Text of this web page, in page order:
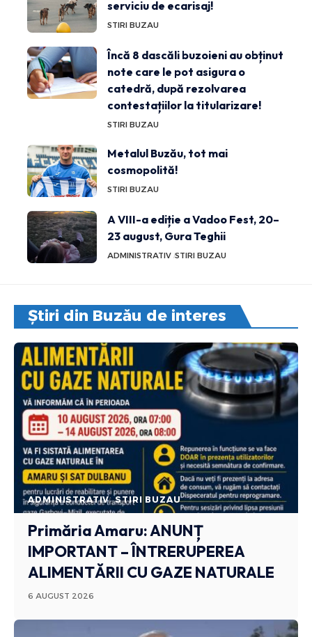
serviciu de ecarisaj!
STIRI BUZAU
Încă 8 dascăli buzoieni au obținut
note care le pot asigura o
catedră, după rezolvarea
contestațiilor la titularizare!
STIRI BUZAU
Metalul Buzău, tot mai
cosmopolită!
STIRI BUZAU
A VIII-a ediție a Vadoo Fest, 20–
23 august, Gura Teghii
ADMINISTRATIV STIRI BUZAU
Știri din Buzău de interes
ADMINISTRATIV STIRI BUZAU
Primăria Amaru: ANUNȚ
IMPORTANT – ÎNTRERUPEREA
ALIMENTĂRII CU GAZE NATURALE
6 AUGUST 2026